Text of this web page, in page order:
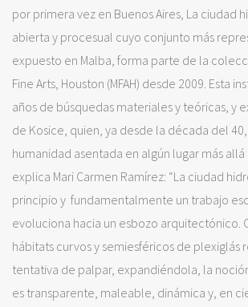
por primera vez en Buenos Aires, La ciudad
abierta y procesual cuyo conjunto más
expuesto en Malba, forma parte de la
Fine Arts, Houston (MFAH) desde 2009. Esta
años de búsquedas materiales y teóricas, y
de Kosice, quien, ya desde la década del
humanidad asentada en algún lugar más
explica Mari Carmen Ramírez: “La ciudad
principio y fundamentalmente un trabajo
evoluciona hacia un esbozo arquitectónico.
hábitats curvos y semiesféricos de plexiglás
tentativa de palpar, expandiéndola, la
es transparente, maleable, dinámica y, en